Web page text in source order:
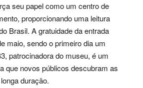
seu papel como um centro de
proporcionando uma leitura
Brasil. A gratuidade da entrada
maio, sendo o primeiro dia um
patrocinadora do museu, é um
que novos públicos descubram as
duração.